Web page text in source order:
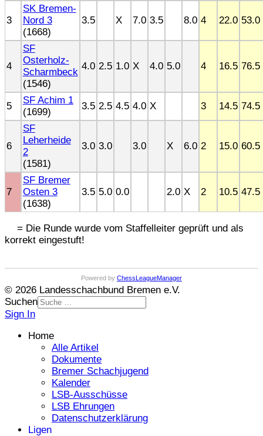
3
SK Bremen-
Nord 3
(1668)
3.5 X 7.0 3.5 8.0 4 22.0 53.0
4
SF
Osterholz-
Scharmbeck
(1546)
4.0 2.5 1.0 X 4.0 5.0 4 16.5 76.5
5
SF Achim 1
(1699)
3.5 2.5 4.5 4.0 X 3 14.5 74.5
6
SF
Leherheide
2
(1581)
3.0 3.0 3.0 X 6.0 2 15.0 60.5
7
SF Bremer
Osten 3
(1638)
3.5 5.0 0.0 2.0 X 2 10.5 47.5
= Die Runde wurde vom Staffelleiter geprüft und als
korrekt eingestuft!
Powered by ChessLeagueManager
© 2026 Landesschachbund Bremen e.V.
Suchen
Sign In
Home
Alle Artikel
Dokumente
Bremer Schachjugend
Kalender
LSB-Ausschüsse
LSB Ehrungen
Datenschutzerklärung
Ligen